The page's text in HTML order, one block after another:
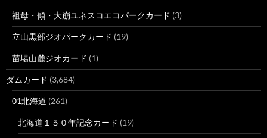
祖母・傾・大崩ユネスコエコパークカード (3)
立山黒部ジオパークカード (19)
苗場山麓ジオカード (1)
ダムカード (3,684)
01北海道 (261)
北海道１５０年記念カード (19)